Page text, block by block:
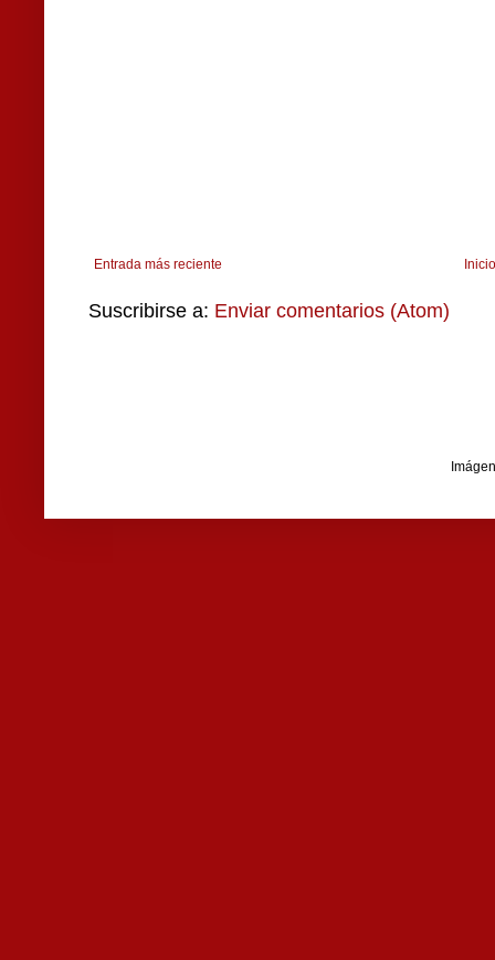
Entrada más reciente Inicio
Suscribirse a: Enviar comentarios (Atom)